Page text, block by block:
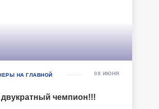
НА ГЛАВНОЙ
двукратный чемпион!!!
08 ИЮНЯ